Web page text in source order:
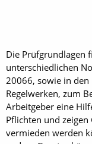
Die Prüfgrundlagen
unterschiedlichen
20066, sowie in den
Regelwerken, zum
Arbeitgeber eine
Pflichten und
vermieden werden